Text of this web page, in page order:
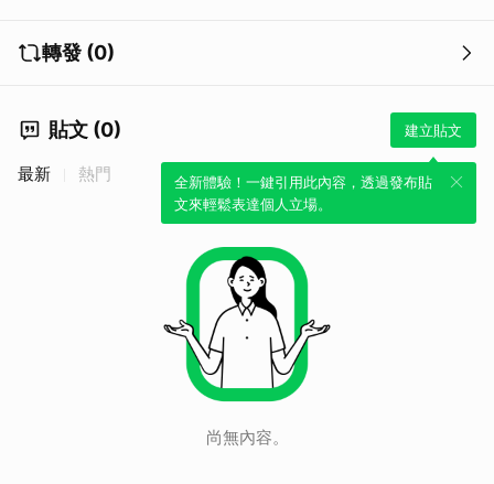
轉發 (0)
貼文 (0) 建立貼文
全新體驗！一鍵引用此內容，透過發布貼
文來輕鬆表達個人立場。
最新 熱門
尚無內容。